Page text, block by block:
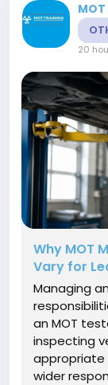
20
Why MOT
Vary for
Managing
an MOT
inspecting
appropriate
wider